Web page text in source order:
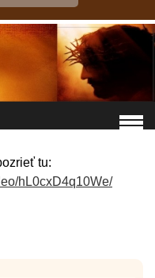
tu:
hL0cxD4q10We/